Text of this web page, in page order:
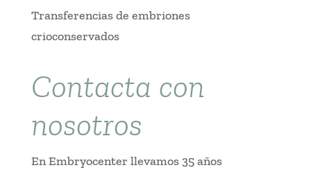
Transferencias de embriones
crioconservados
Contacta con
nosotros
En Embryocenter llevamos 35 años